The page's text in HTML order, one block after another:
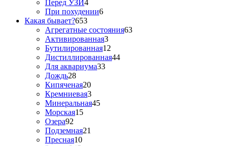
Перед УЗИ4
При похудении6
Какая бывает?653
Агрегатные состояния63
Активированная3
Бутилированная12
Дистиллированная44
Для аквариума33
Дождь28
Кипяченая20
Кремниевая3
Минеральная45
Морская15
Озера92
Подземная21
Пресная10